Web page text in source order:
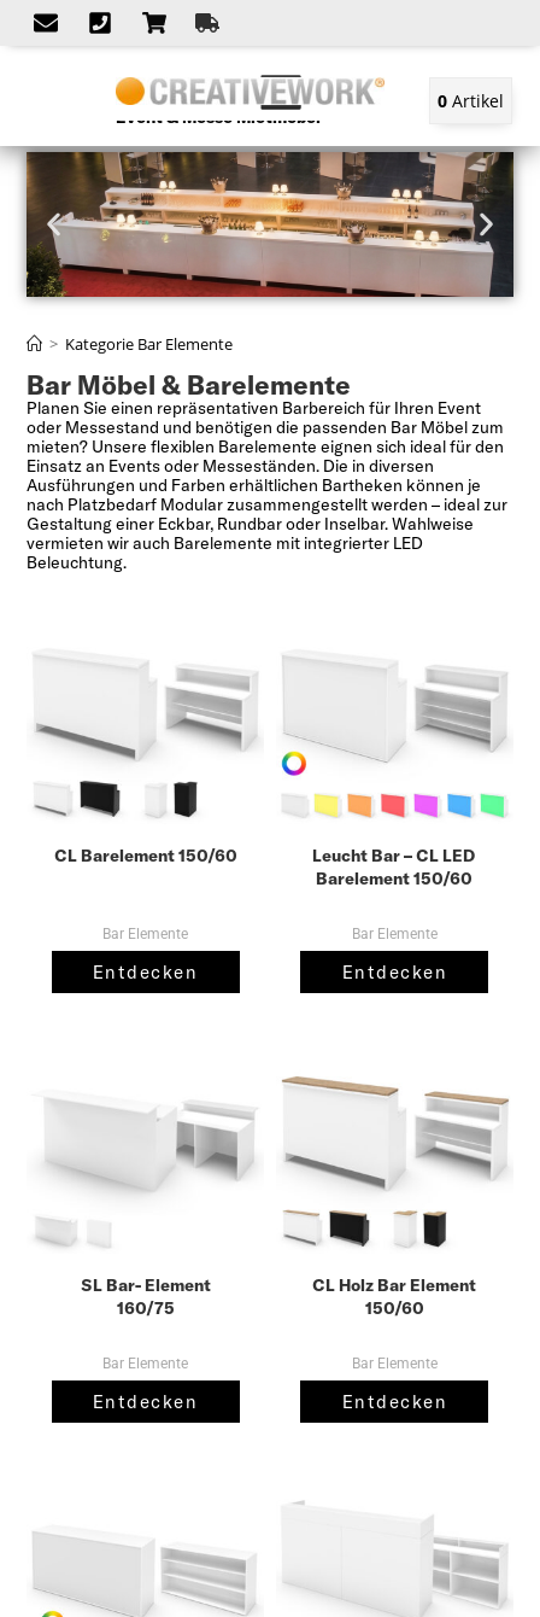
Event & Messe Mietmöbel
0Artikel
> Kategorie Bar Elemente
Bar Möbel & Barelemente
Planen Sie einen repräsentativen Barbereich für Ihren Event
oder Messestand und benötigen die passenden Bar Möbel zum
mieten? Unsere flexiblen Barelemente eignen sich ideal für den
Einsatz an Events oder Messeständen. Die in diversen
Ausführungen und Farben erhältlichen Bartheken können je
nach Platzbedarf Modular zusammengestellt werden – ideal zur
Gestaltung einer Eckbar, Rundbar oder Inselbar. Wahlweise
vermieten wir auch Barelemente mit integrierter LED
Beleuchtung.
CL Barelement 150/60
Bar Elemente
Entdecken
Leucht Bar – CL LED
Barelement 150/60
Bar Elemente
Entdecken
SL Bar- Element
160/75
Bar Elemente
Entdecken
CL Holz Bar Element
150/60
Bar Elemente
Entdecken